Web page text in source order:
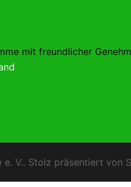
mit freundlicher
V.. Stolz präsentiert von